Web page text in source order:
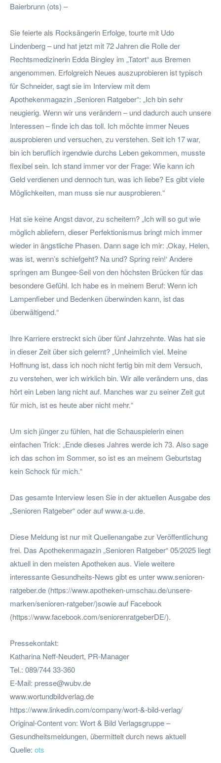
Baierbrunn (ots) –
Sie feierte als Rocksängerin Erfolge, tourte mit Udo
Lindenberg – und hat jetzt mit 72 Jahren die Rolle der
Rechtsmedizinerin Edda Bingley im „Tatort“ aus Bremen
angenommen. Erfolgreich Neues auszuprobieren ist typisch
für Schneider, sagt sie im Interview mit dem
Apothekenmagazin „Senioren Ratgeber“: „Ich bin sehr
neugierig. Wenn wir uns verändern – und dadurch auch unsere
Interessen – finde ich das toll. Ich möchte immer Neues
ausprobieren und versuchen, zu verstehen. Seit ich 17 war,
bin ich beruflich irgendwie durchs Leben gekommen, musste
flexibel sein. Ich stand immer vor der Frage: Wie kann ich
Geld verdienen und dennoch tun, was ich liebe? Es gibt viele
Möglichkeiten, man muss sie nur ausprobieren.“
Hat sie keine Angst davor, zu scheitern? „Ich will so gut wie
möglich abliefern, dieser Perfektionismus bringt mich immer
wieder in ängstliche Phasen. Dann sage ich mir: ‚Okay, Helen,
was ist, wenn’s schiefgeht? Na und? Spring rein!‘ Andere
springen am Bungee-Seil von den höchsten Brücken für das
besondere Gefühl. Ich habe es in meinem Beruf: Wenn ich
Lampenfieber und Bedenken überwinden kann, ist das
überwältigend.“
Ihre Karriere erstreckt sich über fünf Jahrzehnte. Was hat sie
in dieser Zeit über sich gelernt? „Unheimlich viel. Meine
Hoffnung ist, dass ich noch nicht fertig bin mit dem Versuch,
zu verstehen, wer ich wirklich bin. Wir alle verändern uns, das
hört ein Leben lang nicht auf. Manches war zu seiner Zeit gut
für mich, ist es heute aber nicht mehr.“
Um sich jünger zu fühlen, hat die Schauspielerin einen
einfachen Trick: „Ende dieses Jahres werde ich 73. Also sage
ich das schon im Sommer, so ist es an meinem Geburtstag
kein Schock für mich.“
Das gesamte Interview lesen Sie in der aktuellen Ausgabe des
„Senioren Ratgeber“ oder auf www.a-u.de.
Diese Meldung ist nur mit Quellenangabe zur Veröffentlichung
frei. Das Apothekenmagazin „Senioren Ratgeber“ 05/2025 liegt
aktuell in den meisten Apotheken aus. Viele weitere
interessante Gesundheits-News gibt es unter www.senioren-
ratgeber.de (https://www.apotheken-umschau.de/unsere-
marken/senioren-ratgeber/)sowie auf Facebook
(https://www.facebook.com/seniorenratgeberDE/).
Pressekontakt:
Katharina Neff-Neudert, PR-Manager
Tel.: 089/744 33-360
E-Mail: presse@wubv.de
www.wortundbildverlag.de
https://www.linkedin.com/company/wort-&-bild-verlag/
Original-Content von: Wort & Bild Verlagsgruppe –
Gesundheitsmeldungen, übermittelt durch news aktuell
Quelle: ots